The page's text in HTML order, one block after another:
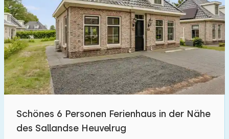
Schönes 6 Personen Ferienhaus in der Nähe
des Sallandse Heuvelrug